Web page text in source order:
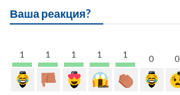
Ваша реакция?
1 1 1 1 1 0 0